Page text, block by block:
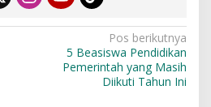
Pos berikutnya
5 Beasiswa Pendidikan
Pemerintah yang Masih
Diikuti Tahun Ini